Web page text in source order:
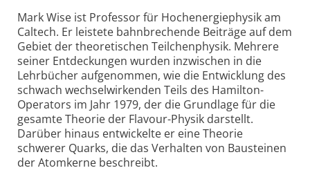
Mark Wise ist Professor für Hochenergiephysik am
Caltech. Er leistete bahnbrechende Beiträge auf dem
Gebiet der theoretischen Teilchen­physik. Mehrere
seiner Entdeckungen wurden inzwischen in die
Lehrbücher aufgenommen, wie die Entwicklung des
schwach wechselwirkenden Teils des Hamilton-
Operators im Jahr 1979, der die Grundlage für die
gesamte Theorie der Flavour-Physik darstellt.
Darüber hinaus entwickelte er eine Theorie
schwerer Quarks, die das Verhalten von Bausteinen
der Atomkerne beschreibt.